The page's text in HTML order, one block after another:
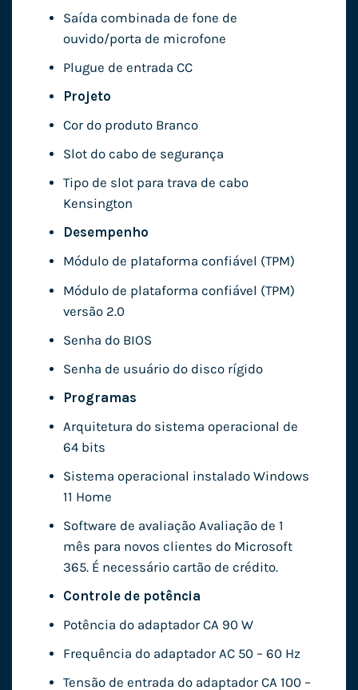
Saída combinada de fone de
ouvido/porta de microfone
Plugue de entrada CC
Projeto
Cor do produto Branco
Slot do cabo de segurança
Tipo de slot para trava de cabo
Kensington
Desempenho
Módulo de plataforma confiável (TPM)
Módulo de plataforma confiável (TPM)
versão 2.0
Senha do BIOS
Senha de usuário do disco rígido
Programas
Arquitetura do sistema operacional de
64 bits
Sistema operacional instalado Windows
11 Home
Software de avaliação Avaliação de 1
mês para novos clientes do Microsoft
365. É necessário cartão de crédito.
Controle de potência
Potência do adaptador CA 90 W
Frequência do adaptador AC 50 – 60 Hz
Tensão de entrada do adaptador CA 100 –